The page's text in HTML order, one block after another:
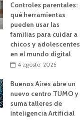
Controles parentales:
qué herramientas
pueden usar las
familias para cuidar a
chicos y adolescentes
en el mundo digital
4 agosto, 2026
Buenos Aires abre un
nuevo centro TUMO y
suma talleres de
Inteligencia Artificial